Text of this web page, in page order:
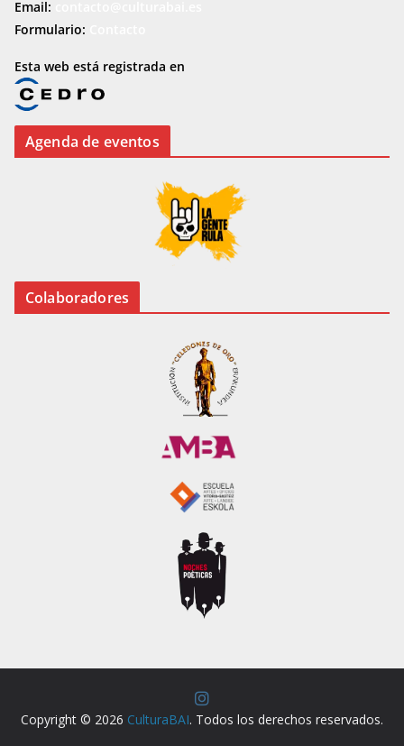
Email:
Formulario:
Esta web está registrada en
Agenda de eventos
Colaboradores
Copyright © 2026 CulturaBAI. Todos los derechos reservados.